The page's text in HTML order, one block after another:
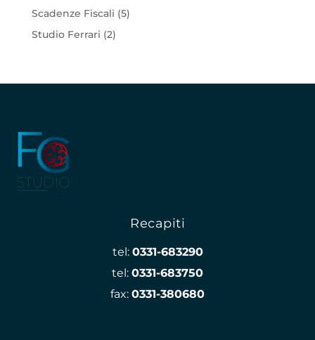
Scadenze Fiscali (5)
Studio Ferrari (2)
Recapiti
tel: 0331-683290
tel: 0331-683750
fax: 0331-380680